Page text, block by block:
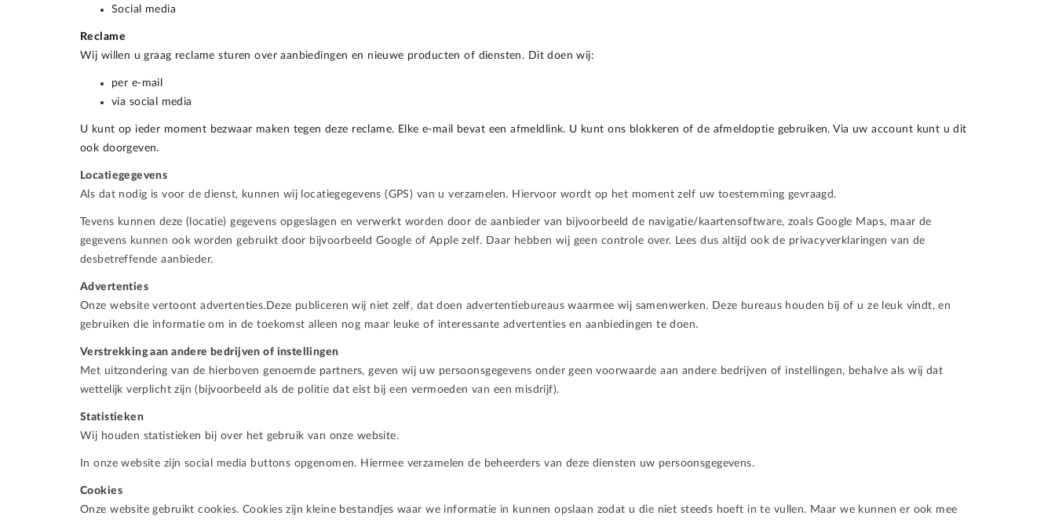
Social media
Reclame
Wij willen u graag reclame sturen over aanbiedingen en nieuwe producten of diensten. Dit doen wij:
per e-mail
via social media
U kunt op ieder moment bezwaar maken tegen deze reclame. Elke e-mail bevat een afmeldlink. U kunt ons blokkeren of de afmeldoptie gebruiken. Via uw account kunt u dit
ook doorgeven.
Locatiegegevens
Als dat nodig is voor de dienst, kunnen wij locatiegegevens (GPS) van u verzamelen. Hiervoor wordt op het moment zelf uw toestemming gevraagd.
Tevens kunnen deze (locatie) gegevens opgeslagen en verwerkt worden door de aanbieder van bijvoorbeeld de navigatie/kaartensoftware, zoals Google Maps, maar de
gegevens kunnen ook worden gebruikt door bijvoorbeeld Google of Apple zelf. Daar hebben wij geen controle over. Lees dus altijd ook de privacyverklaringen van de
desbetreffende aanbieder.
Advertenties
Onze website vertoont advertenties.Deze publiceren wij niet zelf, dat doen advertentiebureaus waarmee wij samenwerken. Deze bureaus houden bij of u ze leuk vindt, en
gebruiken die informatie om in de toekomst alleen nog maar leuke of interessante advertenties en aanbiedingen te doen.
Verstrekking aan andere bedrijven of instellingen
Met uitzondering van de hierboven genoemde partners, geven wij uw persoonsgegevens onder geen voorwaarde aan andere bedrijven of instellingen, behalve als wij dat
wettelijk verplicht zijn (bijvoorbeeld als de politie dat eist bij een vermoeden van een misdrijf).
Statistieken
Wij houden statistieken bij over het gebruik van onze website.
In onze website zijn social media buttons opgenomen. Hiermee verzamelen de beheerders van deze diensten uw persoonsgegevens.
Cookies
Onze website gebruikt cookies. Cookies zijn kleine bestandjes waar we informatie in kunnen opslaan zodat u die niet steeds hoeft in te vullen. Maar we kunnen er ook mee